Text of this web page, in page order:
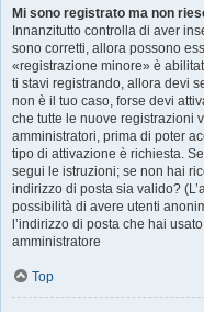
Mi sono registrato ma non
Innanzitutto controlla di aver
sono corretti, allora possono
«registrazione minore» è
ti stavi registrando, allora devi
non è il tuo caso, forse devi
che tutte le nuove registrazioni
amministratori, prima di poter
tipo di attivazione è richiesta.
segui le istruzioni; se non hai
indirizzo di posta sia valido?
possibilità di avere utenti
l’indirizzo di posta che hai
amministratore
Top